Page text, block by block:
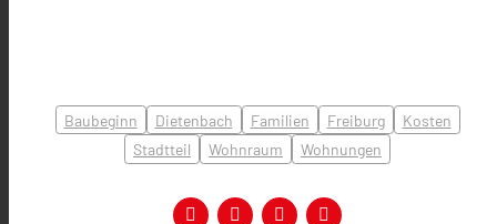
Baubeginn Dietenbach Familien Freiburg
Kosten
Stadtteil
Wohnraum Wohnungen